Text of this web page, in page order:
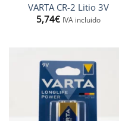
VARTA CR-2 Litio 3V
5,74€ IVA incluido